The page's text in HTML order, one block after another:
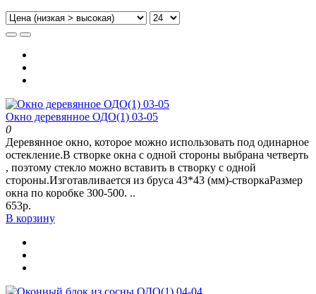
Окно деревянное ОДО(1) 03-05
0
Деревянное окно, которое можно использовать под одинарное
остекление.В створке окна с одной стороны выбрана четверть
, поэтому стекло можно вставить в створку с одной
стороны.Изготавливается из бруса 43*43 (мм)-створкаРазмер
окна по коробке 300-500. ..
653р.
В корзину